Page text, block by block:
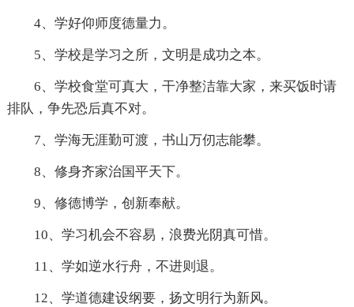
4、学好仰师度德量力。
5、学校是学习之所，文明是成功之本。
6、学校食堂可真大，干净整洁靠大家，来买饭时请
排队，争先恐后真不对。
7、学海无涯勤可渡，书山万仞志能攀。
8、修身齐家治国平天下。
9、修德博学，创新奉献。
10、学习机会不容易，浪费光阴真可惜。
11、学如逆水行舟，不进则退。
12、学道德建设纲要，扬文明行为新风。